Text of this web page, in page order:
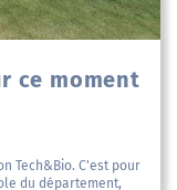
ce moment
Tech&Bio. C'est pour
du département,